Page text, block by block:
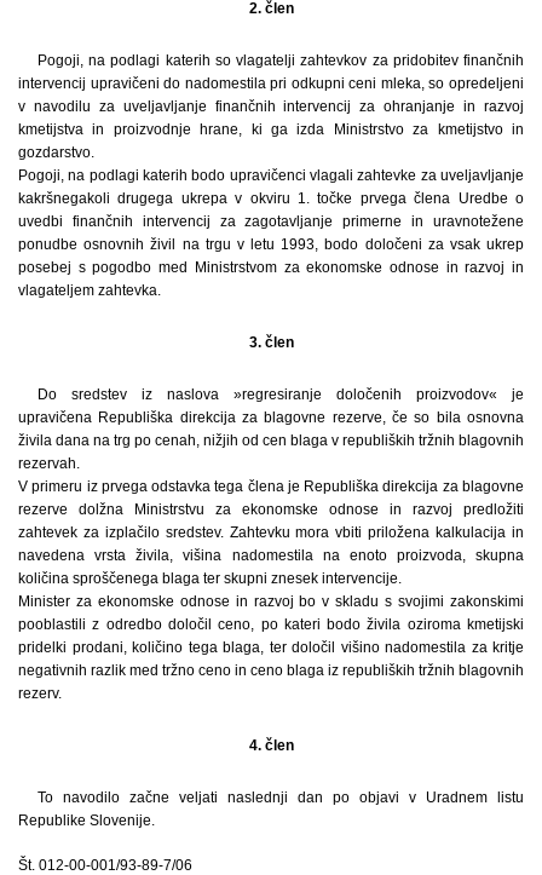
2. člen
Pogoji, na podlagi katerih so vlagatelji zahtevkov za pridobitev finančnih
intervencij upravičeni do nadomestila pri odkupni ceni mleka, so opredeljeni
v navodilu za uveljavljanje finančnih intervencij za ohranjanje in razvoj
kmetijstva in proizvodnje hrane, ki ga izda Ministrstvo za kmetijstvo in
gozdarstvo.
Pogoji, na podlagi katerih bodo upravičenci vlagali zahtevke za uveljavljanje
kakršnegakoli drugega ukrepa v okviru 1. točke prvega člena Uredbe o
uvedbi finančnih intervencij za zagotavljanje primerne in uravnotežene
ponudbe osnovnih živil na trgu v letu 1993, bodo določeni za vsak ukrep
posebej s pogodbo med Ministrstvom za ekonomske odnose in razvoj in
vlagateljem zahtevka.
3. člen
Do sredstev iz naslova »regresiranje določenih proizvodov« je
upravičena Republiška direkcija za blagovne rezerve, če so bila osnovna
živila dana na trg po cenah, nižjih od cen blaga v republiških tržnih blagovnih
rezervah.
V primeru iz prvega odstavka tega člena je Republiška direkcija za blagovne
rezerve dolžna Ministrstvu za ekonomske odnose in razvoj predložiti
zahtevek za izplačilo sredstev. Zahtevku mora vbiti priložena kalkulacija in
navedena vrsta živila, višina nadomestila na enoto proizvoda, skupna
količina sproščenega blaga ter skupni znesek intervencije.
Minister za ekonomske odnose in razvoj bo v skladu s svojimi zakonskimi
pooblastili z odredbo določil ceno, po kateri bodo živila oziroma kmetijski
pridelki prodani, količino tega blaga, ter določil višino nadomestila za kritje
negativnih razlik med tržno ceno in ceno blaga iz republiških tržnih blagovnih
rezerv.
4. člen
To navodilo začne veljati naslednji dan po objavi v Uradnem listu
Republike Slovenije.
Št. 012-00-001/93-89-7/06